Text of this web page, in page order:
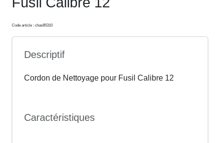
Code article : chas85310
Descriptif
Cordon de Nettoyage pour Fusil Calibre 12
Caractéristiques